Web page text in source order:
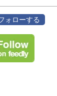
ォローする